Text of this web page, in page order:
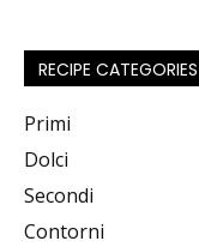
RECIPE CATEGORIES
Primi
Dolci
Secondi
Contorni